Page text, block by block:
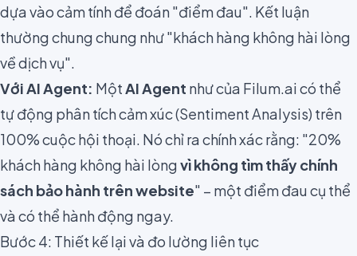
dựa vào cảm tính để đoán "điểm đau". Kết luận
thường chung chung như "khách hàng không hài lòng
về dịch vụ".
Với AI Agent: MộtAI Agent như của Filum.ai có thể
tự động phân tích cảm xúc (Sentiment Analysis) trên
100% cuộc hội thoại. Nó chỉ ra chính xác rằng: "20%
khách hàng không hài lòngvì không tìm thấy chính
sách bảo hành trên website" – một điểm đau cụ thể
và có thể hành động ngay.
Bước 4: Thiết kế lại và đo lường liên tục